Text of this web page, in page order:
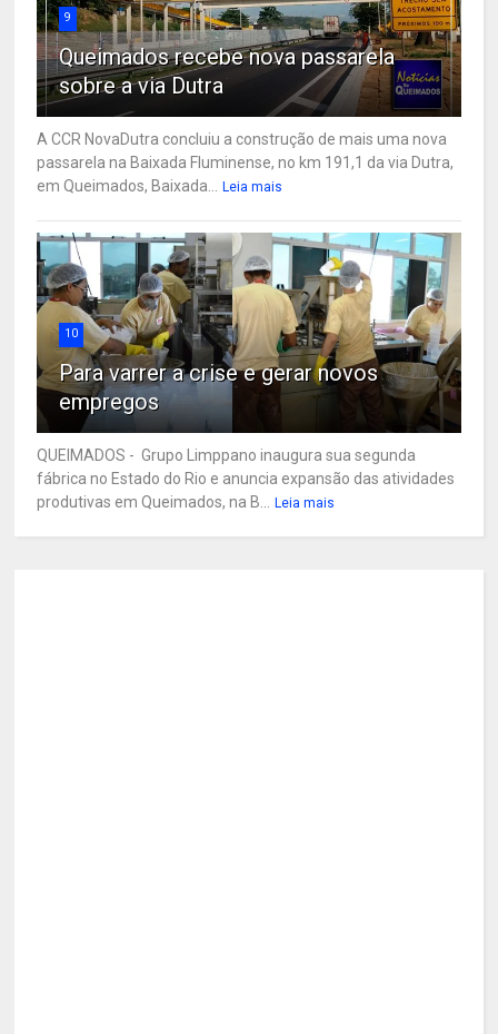
9
Queimados recebe nova passarela
sobre a via Dutra
A CCR NovaDutra concluiu a construção de mais uma nova
passarela na Baixada Fluminense, no km 191,1 da via Dutra,
em Queimados, Baixada...
Leia mais
10
Para varrer a crise e gerar novos
empregos
QUEIMADOS - Grupo Limppano inaugura sua segunda
fábrica no Estado do Rio e anuncia expansão das atividades
produtivas em Queimados, na B...
Leia mais